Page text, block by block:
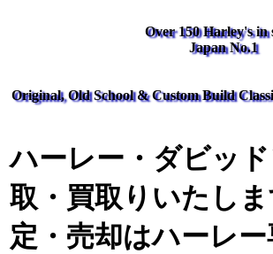
Over 150 Harley's in
Japan No.1
Original, Old School & Custom Build
ハーレー・ダビッ
取・買取りいたし
定・売却はハーレ